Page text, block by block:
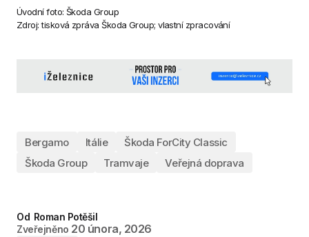
Úvodní foto: Škoda Group
Zdroj: tisková zpráva Škoda Group; vlastní zpracování
Bergamo Itálie
Škoda ForCity Classic
Škoda Group
Tramvaje Veřejná doprava
Od Roman Potěšil
Zveřejněno 20 února, 2026